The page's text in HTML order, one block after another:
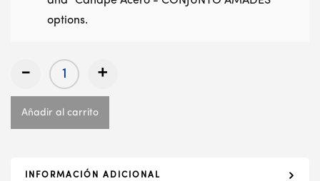
options.
- +
Añadir al carrito
INFORMACIÓN ADICIONAL